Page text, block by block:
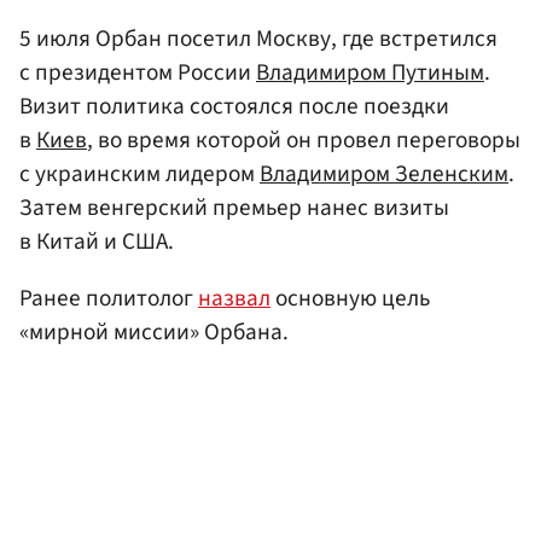
5 июля Орбан посетил Москву, где встретился
с президентом РоссииВладимиром Путиным.
Визит политика состоялся после поездки
вКиев, во время которой он провел переговоры
с украинским лидеромВладимиром Зеленским.
Затем венгерский премьер нанес визиты
в Китай и США.
Ранее политологназвалосновную цель
«мирной миссии» Орбана.